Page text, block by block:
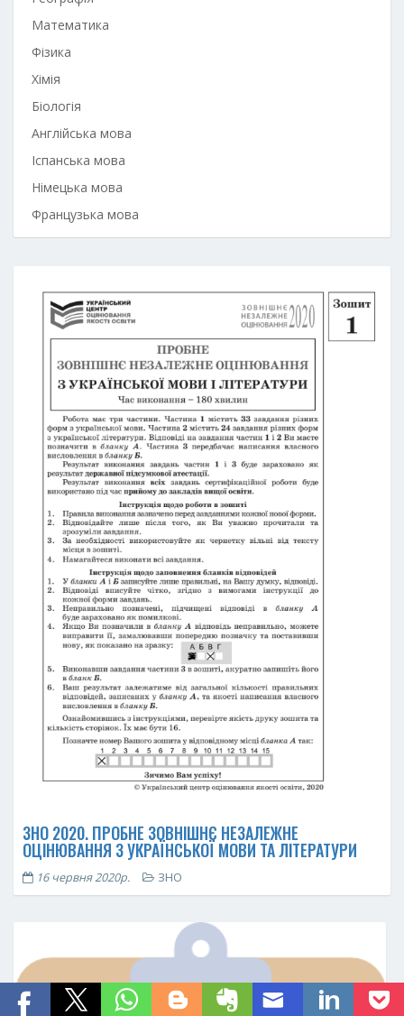
Математика
Фізика
Хімія
Біологія
Англійська мова
Іспанська мова
Німецька мова
Французька мова
ЗНО 2020. ПРОБНЕ ЗОВНІШНЄ НЕЗАЛЕЖНЕ
ОЦІНЮВАННЯ З УКРАЇНСЬКОЇ МОВИ ТА ЛІТЕРАТУРИ
16 червня 2020р. ЗНО